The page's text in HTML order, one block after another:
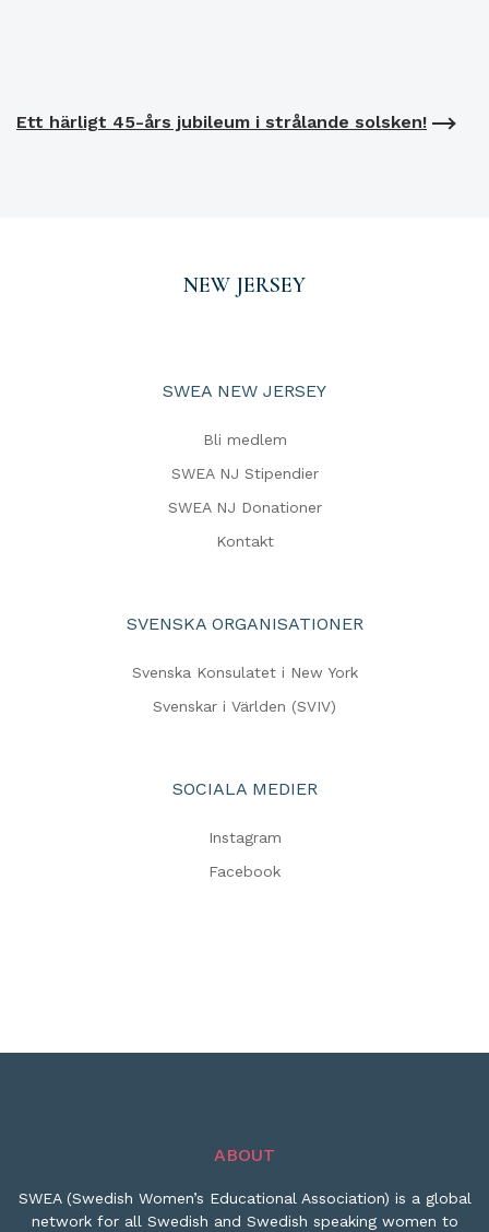
Ett härligt 45-års jubileum i strålande solsken!
NEW JERSEY
SWEA NEW JERSEY
Bli medlem
SWEA NJ Stipendier
SWEA NJ Donationer
Kontakt
SVENSKA ORGANISATIONER
Svenska Konsulatet i New York
Svenskar i Världen (SVIV)
SOCIALA MEDIER
Instagram
Facebook
ABOUT
SWEA (Swedish Women’s Educational Association) is a global
network for all Swedish and Swedish speaking women to